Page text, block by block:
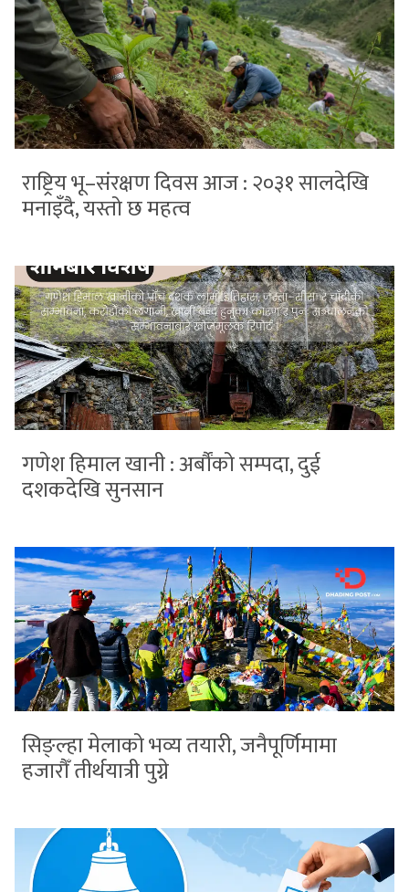
राष्ट्रिय भू–संरक्षण दिवस आज : २०३१ सालदेखि
मनाइँदै, यस्तो छ महत्व
गणेश हिमाल खानी : अर्बौंको सम्पदा, दुई
दशकदेखि सुनसान
सिङ्ल्हा मेलाको भव्य तयारी, जनैपूर्णिमामा
हजारौँ तीर्थयात्री पुग्ने